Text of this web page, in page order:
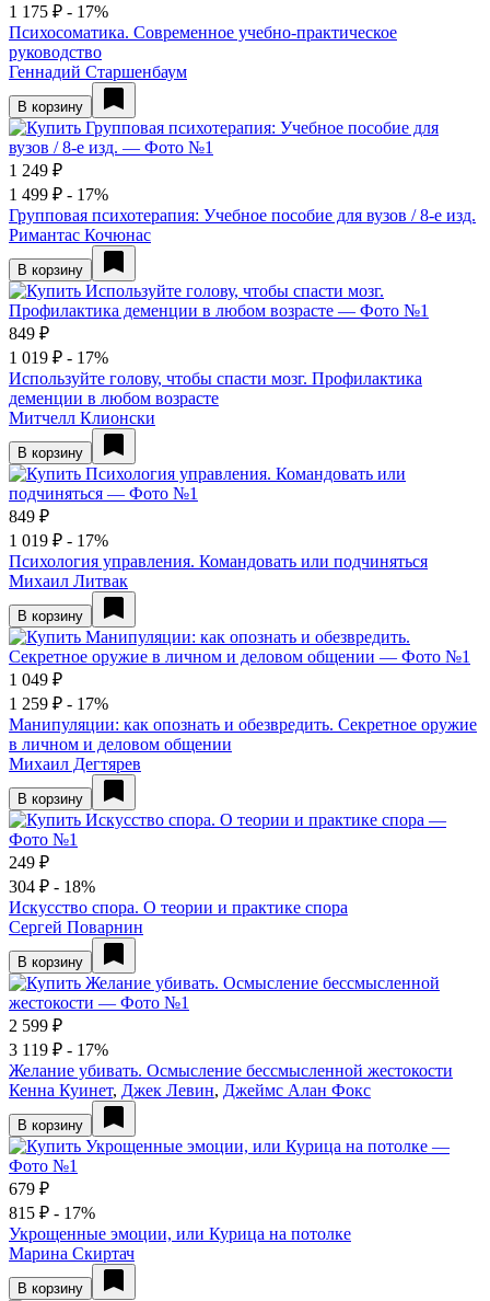
1 175 ₽ - 17%
Психосоматика. Современное учебно-практическое
руководство
Геннадий Старшенбаум
В корзину
1 249 ₽
1 499 ₽ - 17%
Групповая психотерапия: Учебное пособие для вузов / 8-е изд.
Римантас Кочюнас
В корзину
849 ₽
1 019 ₽ - 17%
Используйте голову, чтобы спасти мозг. Профилактика
деменции в любом возрасте
Митчелл Клионски
В корзину
849 ₽
1 019 ₽ - 17%
Психология управления. Командовать или подчиняться
Михаил Литвак
В корзину
1 049 ₽
1 259 ₽ - 17%
Манипуляции: как опознать и обезвредить. Секретное оружие
в личном и деловом общении
Михаил Дегтярев
В корзину
249 ₽
304 ₽ - 18%
Искусство спора. О теории и практике спора
Сергей Поварнин
В корзину
2 599 ₽
3 119 ₽ - 17%
Желание убивать. Осмысление бессмысленной жестокости
Кенна Куинет, Джек Левин, Джеймс Алан Фокс
В корзину
679 ₽
815 ₽ - 17%
Укрощенные эмоции, или Курица на потолке
Марина Скиртач
В корзину